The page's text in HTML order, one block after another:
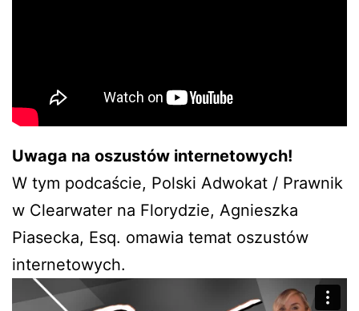
Uwaga na oszustów internetowych!
W tym podcaście, Polski Adwokat / Prawnik
w Clearwater na Florydzie, Agnieszka
Piasecka, Esq. omawia temat oszustów
internetowych.